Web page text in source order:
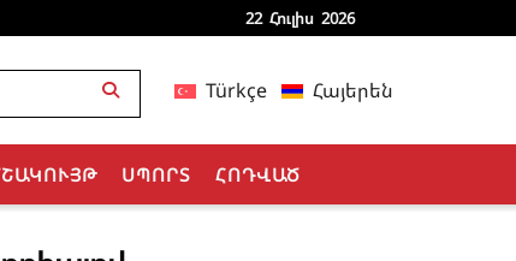
22 Հուլիս 2026
Türkçe Հայերեն
ՍՊՈՐՏ ՀՈԴՎԱԾ